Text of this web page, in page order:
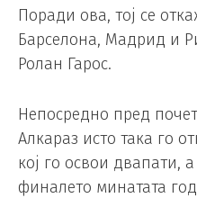
Поради ова, тој се
Барселона, Мадрид и
Ролан Гарос.
Непосредно пред
Алкараз исто така го
кој го освои двапати,
финалето минатата